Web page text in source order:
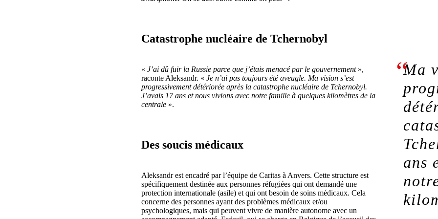
Ma
ans
Catastrophe nucléaire de Tchernobyl
« J’ai dû fuir la Russie parce que j’étais menacé par le gouvernement »,
raconte Aleksandr. « Je n’ai pas toujours été aveugle. Ma vision s’est
progressivement détériorée après la catastrophe nucléaire de Tchernobyl.
J’avais 17 ans et nous vivions avec notre famille à quelques kilomètres de la
centrale ».
Des soucis médicaux
Aleksandr est encadré par l’équipe de Caritas à Anvers. Cette structure est
spécifiquement destinée aux personnes réfugiées qui ont demandé une
protection internationale (asile) et qui ont besoin de soins médicaux. Cela
concerne des personnes ayant des problèmes médicaux et/ou
psychologiques, mais qui peuvent vivre de manière autonome avec un